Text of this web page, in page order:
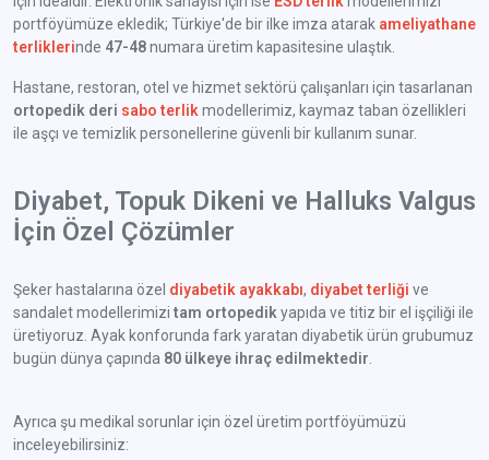
portföyümüze ekledik; Türkiye'de bir ilke imza atarak ameliyathane
terliklerinde 47-48numara üretim kapasitesine ulaştık.
Hastane, restoran, otel ve hizmet sektörü çalışanları için tasarlanan
ortopedik deri sabo terlik modellerimiz, kaymaz taban özellikleri
ile aşçı ve temizlik personellerine güvenli bir kullanım sunar.
Diyabet, Topuk Dikeni ve Halluks Valgus
İçin Özel Çözümler
Şeker hastalarına özel diyabetik ayakkabı, diyabet terliği ve
sandalet modellerimizi tam ortopedik yapıda ve titiz bir el işçiliği ile
üretiyoruz. Ayak konforunda fark yaratan diyabetik ürün grubumuz
bugün dünya çapında 80 ülkeye ihraç edilmektedir
Ayrıca şu medikal sorunlar için özel üretim portföyümüzü
inceleyebilirsiniz: